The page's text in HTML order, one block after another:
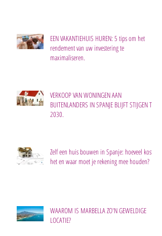
EEN VAKANTIEHUIS HUREN: 5 tips om het
rendement van uw investering te
maximaliseren.
VERKOOP VAN WONINGEN AAN
BUITENLANDERS IN SPANJE BLIJFT STIJGEN TOT
2030.
Zelf een huis bouwen in Spanje: hoeveel kost
het en waar moet je rekening mee houden?
WAAROM IS MARBELLA ZO'N GEWELDIGE
LOCATIE?